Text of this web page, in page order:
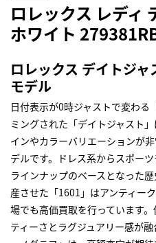
ロレックス レディ
ホワイト
ロレックス デイトジ
モデル
日付表示が0時ジャストで変わる
ミングされた「デイトジャスト
インやカラーバリエーションが
デルです。ドレス系からスポー
ラインナップのベースとなった
産させた「1601」はアンティー
場でも高価買取を行っています
ティーさとラグジュアリー感が